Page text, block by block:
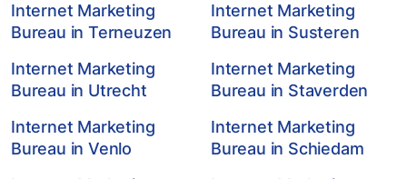
Internet Marketing
Bureau in Terneuzen
Internet Marketing
Bureau in Susteren
Internet Marketing
Bureau in Utrecht
Internet Marketing
Bureau in Staverden
Internet Marketing
Bureau in Venlo
Internet Marketing
Bureau in Schiedam